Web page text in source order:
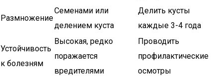
Размножение
Семенами или
делением куста
Делить кусты
каждые 3-4 года
Устойчивость
к болезням
Высокая, редко
поражается
вредителями
Проводить
профилактические
осмотры